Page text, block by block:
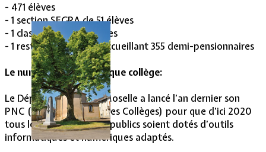
- 471 élèves
- 1 section SEGPA de 51 élèves
- 1 classe ULIS de 12 élèves
- 1 restaurant scolaire accueillant 355 demi-pensionnaires
Le numérique dans chaque collège:
Le Département de la Moselle a lancé l’an dernier son
PNC (Plan Numérique des Collèges) pour que d’ici 2020
tous les établissements publics soient dotés d’outils
informatiques et numériques adaptés.